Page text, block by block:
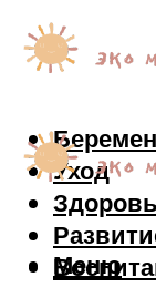
Уход
Меню